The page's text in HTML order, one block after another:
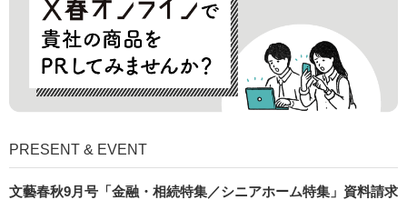
PRESENT & EVENT
文藝春秋9月号「金融・相続特集／シニアホーム特集」資料請求